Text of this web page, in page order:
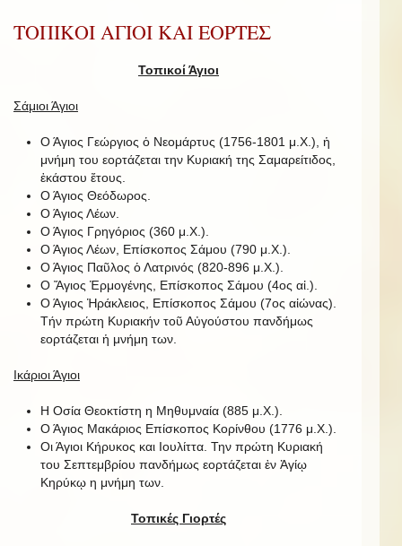
ΤΟΠΙΚΟΙ ΑΓΙΟΙ ΚΑΙ ΕΟΡΤΕΣ
Τοπικοί Άγιοι
Σάμιοι Άγιοι
Ο Άγιος Γεώργιος ὁ Νεομάρτυς (1756-1801 μ.Χ.), ἡ
μνήμη του εορτάζεται την Κυριακή της Σαμαρείτιδος,
ἑκάστου ἔτους.
Ο Άγιος Θεόδωρος.
Ο Άγιος Λέων.
Ο Άγιος Γρηγόριος (360 μ.Χ.).
Ο Άγιος Λέων, Επίσκοπος Σάμου (790 μ.Χ.).
Ο Άγιος Παῦλος ὁ Λατρινός (820-896 μ.Χ.).
Ο Ἅγιος Ἑρμογένης, Επίσκοπος Σάμου (4ος αἰ.).
Ο Άγιος Ἡράκλειος, Επίσκοπος Σάμου (7ος αἰώνας).
Τήν πρώτη Κυριακήν τοῦ Αὐγούστου πανδήμως
εορτάζεται ἡ μνήμη των.
Ικάριοι Άγιοι
Η Οσία Θεοκτίστη η Μηθυμναία (885 μ.Χ.).
Ο Άγιος Μακάριος Επίσκοπος Κορίνθου (1776 μ.Χ.).
Οι Άγιοι Κήρυκος και Ιουλίττα. Την πρώτη Κυριακή
του Σεπτεμβρίου πανδήμως εορτάζεται ἐν Ἁγίῳ
Κηρύκῳ η μνήμη των.
Τοπικές Γιορτές